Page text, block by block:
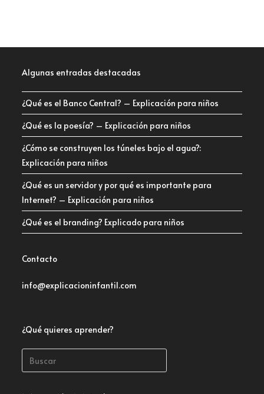
Algunas entradas destacadas
¿Qué es el Banco Central? – Explicación para niños
¿Qué es la poesía? – Explicación para niños
¿Cómo se construyen los túneles bajo el agua?:
Explicación para niños
¿Qué es un servidor y por qué es importante para
Internet? – Explicación para niños
¿Qué es el branding? Explicado para niños
Contacto
info@explicacioninfantil.com
¿Qué quieres aprender?